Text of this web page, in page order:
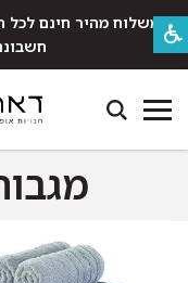
חשבוננו > 100%